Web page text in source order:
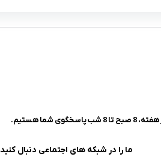
ما را در شبکه های اجتماعی دنبال کنید